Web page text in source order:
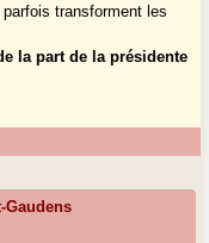
transforment les
la part de la présidente
Gaudens